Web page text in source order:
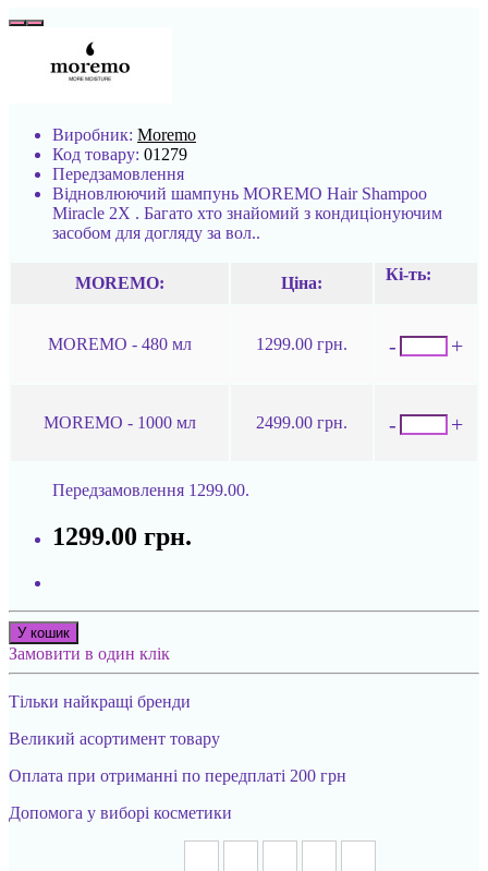
Виробник: Moremo
Код товару: 01279
Передзамовлення
Відновлюючий шампунь MOREMO Hair Shampoo
Miracle 2X . Багато хто знайомий з кондиціонуючим
засобом для догляду за вол..
MOREMO: Ціна:
Кі-ть:
MOREMO - 480 мл 1299.00 грн. - +
MOREMO - 1000 мл 2499.00 грн. - +
Передзамовлення 1299.00.
1299.00 грн.
У кошик
Замовити в один клік
Тільки найкращі бренди
Великий асортимент товару
Оплата при отриманні по передплаті 200 грн
Допомога у виборі косметики